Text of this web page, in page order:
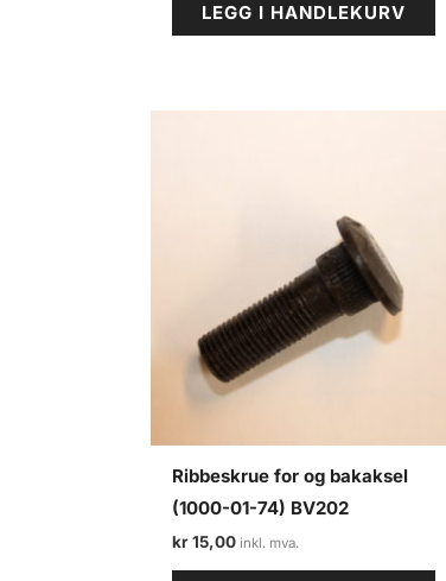
LEGG I HANDLEKURV
Ribbeskrue for og bakaksel
(1000-01-74) BV202
kr15,00